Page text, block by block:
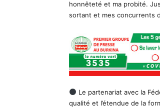
honnêteté et ma probité.
sortant et mes concurrents
Le partenariat avec la
qualité et l’étendue de la